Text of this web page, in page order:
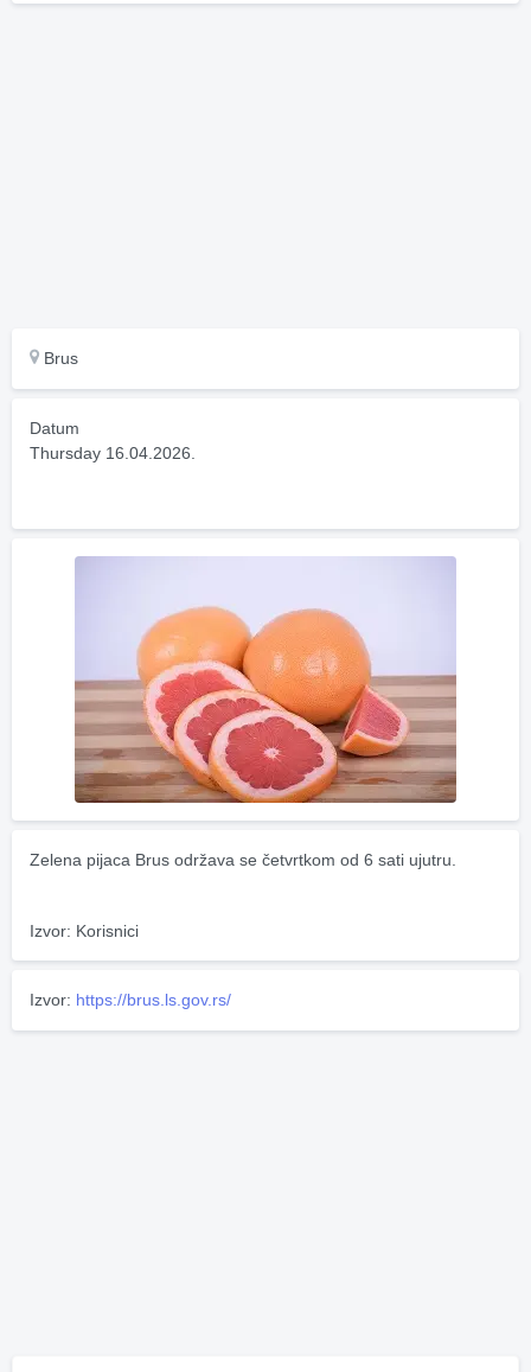
Brus
Datum
Thursday 16.04.2026.
Zelena pijaca Brus održava se četvrtkom od 6 sati ujutru.
Izvor: Korisnici
Izvor: https://brus.ls.gov.rs/